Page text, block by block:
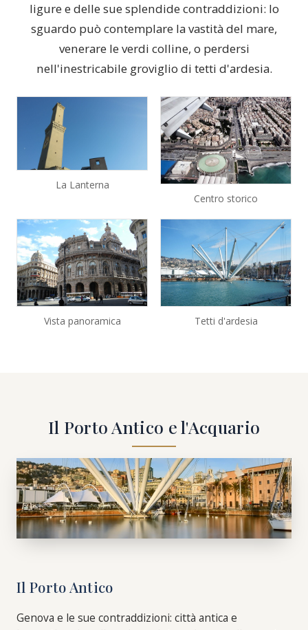
ligure e delle sue splendide contraddizioni: lo
sguardo può contemplare la vastità del mare,
venerare le verdi colline, o perdersi
nell'inestricabile groviglio di tetti d'ardesia.
La Lanterna
Centro storico
Vista panoramica Tetti d'ardesia
Il Porto Antico e l'Acquario
Il Porto Antico
Genova e le sue contraddizioni: città antica e